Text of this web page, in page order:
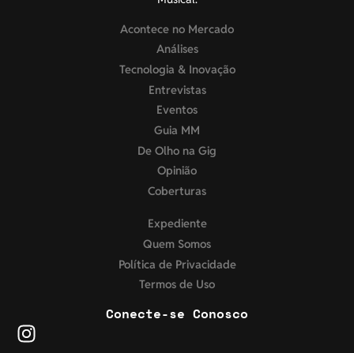
Acontece no Mercado
Análises
Tecnologia & Inovação
Entrevistas
Eventos
Guia MM
De Olho na Gig
Opinião
Coberturas
Expediente
Quem Somos
Política de Privacidade
Termos de Uso
Conecte-se Conosco